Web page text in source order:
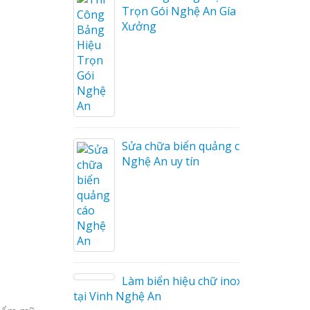
cáo
tóc
cáo
Trọn Gói Nghệ An Gía
Xưởng
Sửa chữa biển quảng cáo
Nghệ An uy tín
Làm biển hiệu chữ inox
tại Vinh Nghệ An